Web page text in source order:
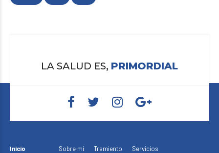
LA SALUD ES, PRIMORDIAL
Inicio Sobre mi Tramiento
Servicios